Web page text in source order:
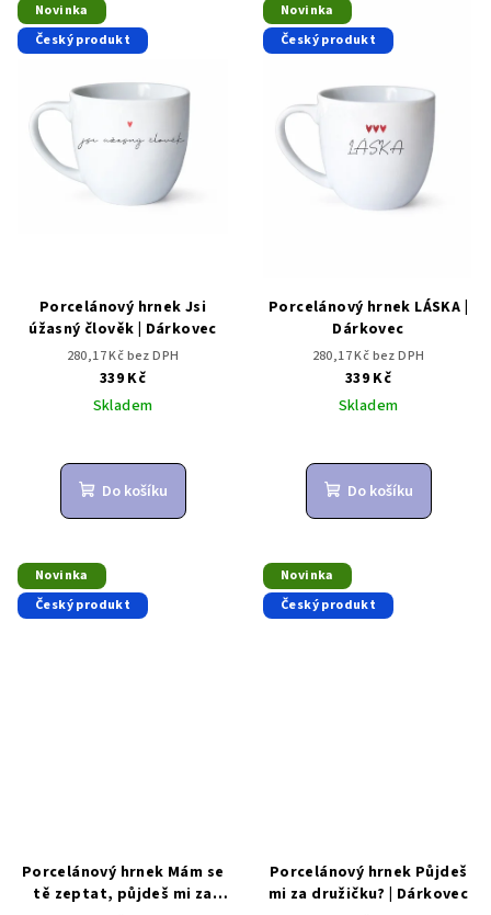
Novinka
Český produkt
Porcelánový hrnek Jsi
úžasný člověk | Dárkovec
280,17 Kč bez DPH
339 Kč
Skladem
Do košíku
Novinka
Český produkt
Porcelánový hrnek LÁSKA |
Dárkovec
280,17 Kč bez DPH
339 Kč
Skladem
Do košíku
Novinka
Český produkt
Porcelánový hrnek Mám se
tě zeptat, půjdeš mi za
Novinka
Český produkt
Porcelánový hrnek Půjdeš
mi za družičku? | Dárkovec